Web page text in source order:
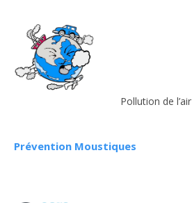
Pollution de l’air
Prévention Moustiques